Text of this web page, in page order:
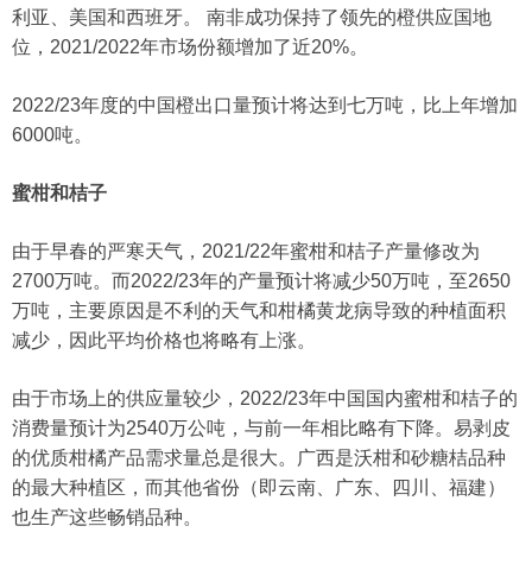
利亚、美国和西班牙。 南非成功保持了领先的橙供应国地
位，2021/2022年市场份额增加了近20%。
2022/23年度的中国橙出口量预计将达到七万吨，比上年增加
6000吨。
蜜柑和桔子
由于早春的严寒天气，2021/22年蜜柑和桔子产量修改为
2700万吨。而2022/23年的产量预计将减少50万吨，至2650
万吨，主要原因是不利的天气和柑橘黄龙病导致的种植面积
减少，因此平均价格也将略有上涨。
由于市场上的供应量较少，2022/23年中国国内蜜柑和桔子的
消费量预计为2540万公吨，与前一年相比略有下降。易剥皮
的优质柑橘产品需求量总是很大。广西是沃柑和砂糖桔品种
的最大种植区，而其他省份（即云南、广东、四川、福建）
也生产这些畅销品种。